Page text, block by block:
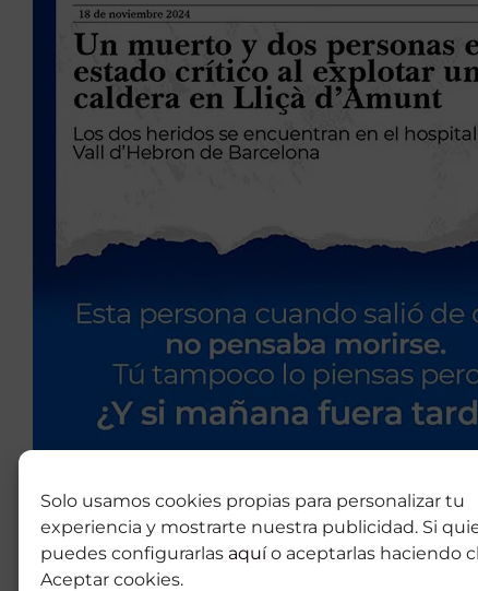
Solo usamos cookies propias para personalizar tu
experiencia y mostrarte nuestra publicidad. Si
puedes configurarlas aquío aceptarlas haciendo
Aceptar cookies.